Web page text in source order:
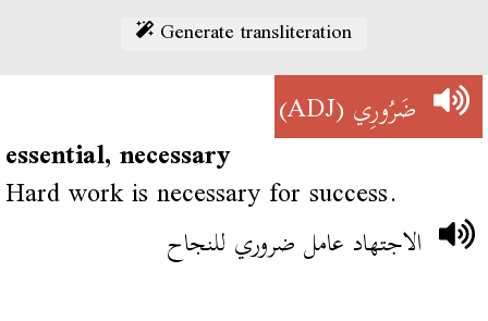
Generate transliteration
ضَرُورِي(ADJ)
essential, necessary
Hard work is necessary for success.
الاجتهاد عامل ضروري للنجاح